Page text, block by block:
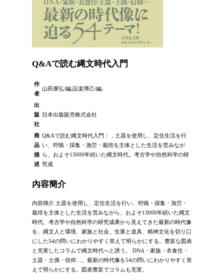
Q&Aで読む縄文時代入門
作
者
山田康弘/編;設楽博己/編;
出
版
社
日本出版販売株式会社
商
品
描
述
Q&Aで読む縄文時代入門：，土器を使用し、定住生活を行
い、狩猟・採集・漁労・栽培を主体とした生活を営みなが
ら、およそ13000年続いた縄文時代。考古学や自然科学の研
究成
內容簡介
內容簡介 土器を使用し、定住生活を行い、狩猟・採集・漁労・
栽培を主体とした生活を営みながら、およそ13000年続いた縄文
時代。考古学や自然科学の研究成果から見えてきた最新の時代像
を、縄文人と環境、家族と社会、生業と道具、精神文化を切り口
にした54の問いにわかりやすく答えて明らかにする。豊富な図表
と充実したコラムで縄文時代へと誘う。 DNA・家族・衣食住・
土器・土偶・信仰…。最新の時代像を54の問いにわかりやすく答
えて明らかにする。図表豊富でコラムも充実。